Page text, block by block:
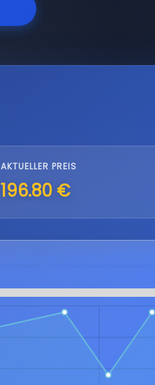
AKTUELLER PREIS
196.80 €